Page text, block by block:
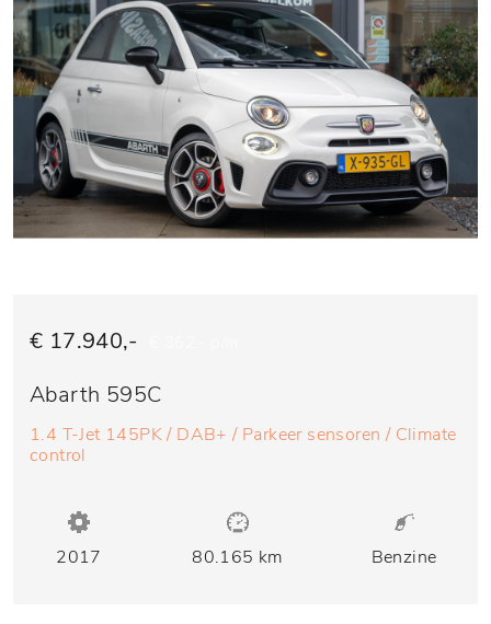
€ 17.940,-
Abarth 595C
1.4 T-Jet 145PK / DAB+ / Parkeer sensoren / Climate
control
2017 80.165 km Benzine